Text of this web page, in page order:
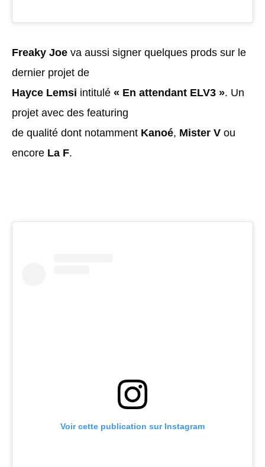
Freaky Joe va aussi signer quelques prods sur le
dernier projet de
Hayce Lemsi intitulé « En attendant ELV3 ». Un
projet avec des featuring
de qualité dont notamment Kanoé, Mister V ou
encore La F.
Voir cette publication sur Instagram